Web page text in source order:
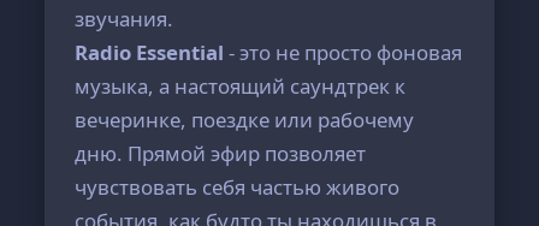
звучания.
Radio Essential - это не просто фоновая
музыка, а настоящий саундтрек к
вечеринке, поездке или рабочему
дню. Прямой эфир позволяет
чувствовать себя частью живого